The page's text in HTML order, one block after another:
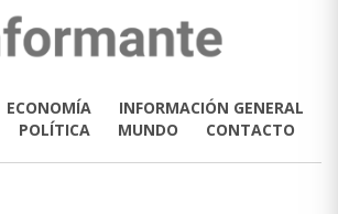
ECONOMÍA
INFORMACIÓN GENERAL
POLÍTICA MUNDO CONTACTO